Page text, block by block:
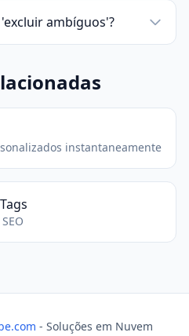
ambíguos'?
instantaneamente
- Soluções em Nuvem